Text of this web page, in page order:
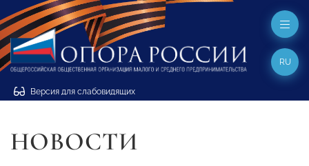
Версия для слабовидящих
RU
НОВОСТИ